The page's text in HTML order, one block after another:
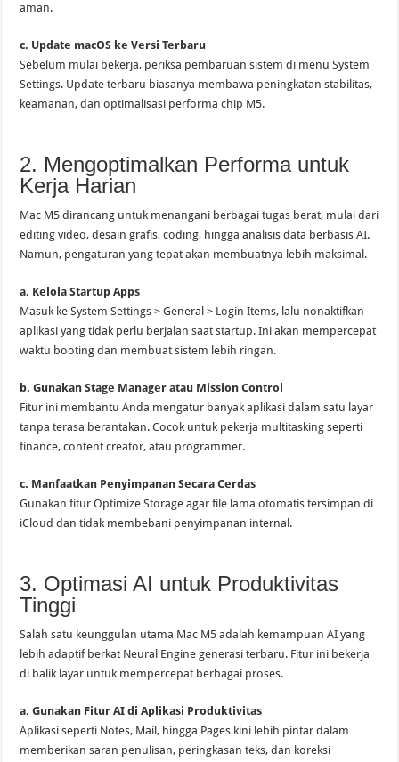
aman.
c. Update macOS ke Versi Terbaru
Sebelum mulai bekerja, periksa pembaruan sistem di menu System
Settings. Update terbaru biasanya membawa peningkatan stabilitas,
keamanan, dan optimalisasi performa chip M5.
2. Mengoptimalkan Performa untuk
Kerja Harian
Mac M5 dirancang untuk menangani berbagai tugas berat, mulai dari
editing video, desain grafis, coding, hingga analisis data berbasis AI.
Namun, pengaturan yang tepat akan membuatnya lebih maksimal.
a. Kelola Startup Apps
Masuk ke System Settings > General > Login Items, lalu nonaktifkan
aplikasi yang tidak perlu berjalan saat startup. Ini akan mempercepat
waktu booting dan membuat sistem lebih ringan.
b. Gunakan Stage Manager atau Mission Control
Fitur ini membantu Anda mengatur banyak aplikasi dalam satu layar
tanpa terasa berantakan. Cocok untuk pekerja multitasking seperti
finance, content creator, atau programmer.
c. Manfaatkan Penyimpanan Secara Cerdas
Gunakan fitur Optimize Storage agar file lama otomatis tersimpan di
iCloud dan tidak membebani penyimpanan internal.
3. Optimasi AI untuk Produktivitas
Tinggi
Salah satu keunggulan utama Mac M5 adalah kemampuan AI yang
lebih adaptif berkat Neural Engine generasi terbaru. Fitur ini bekerja
di balik layar untuk mempercepat berbagai proses.
a. Gunakan Fitur AI di Aplikasi Produktivitas
Aplikasi seperti Notes, Mail, hingga Pages kini lebih pintar dalam
memberikan saran penulisan, peringkasan teks, dan koreksi